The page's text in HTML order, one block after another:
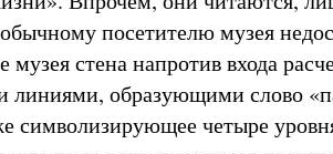
посетителю музея
музея стена напротив входа
линиями, образующими слово
символизирующее четыре